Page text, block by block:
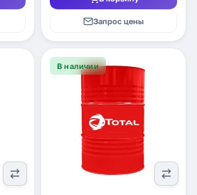
Запрос цены
В наличии